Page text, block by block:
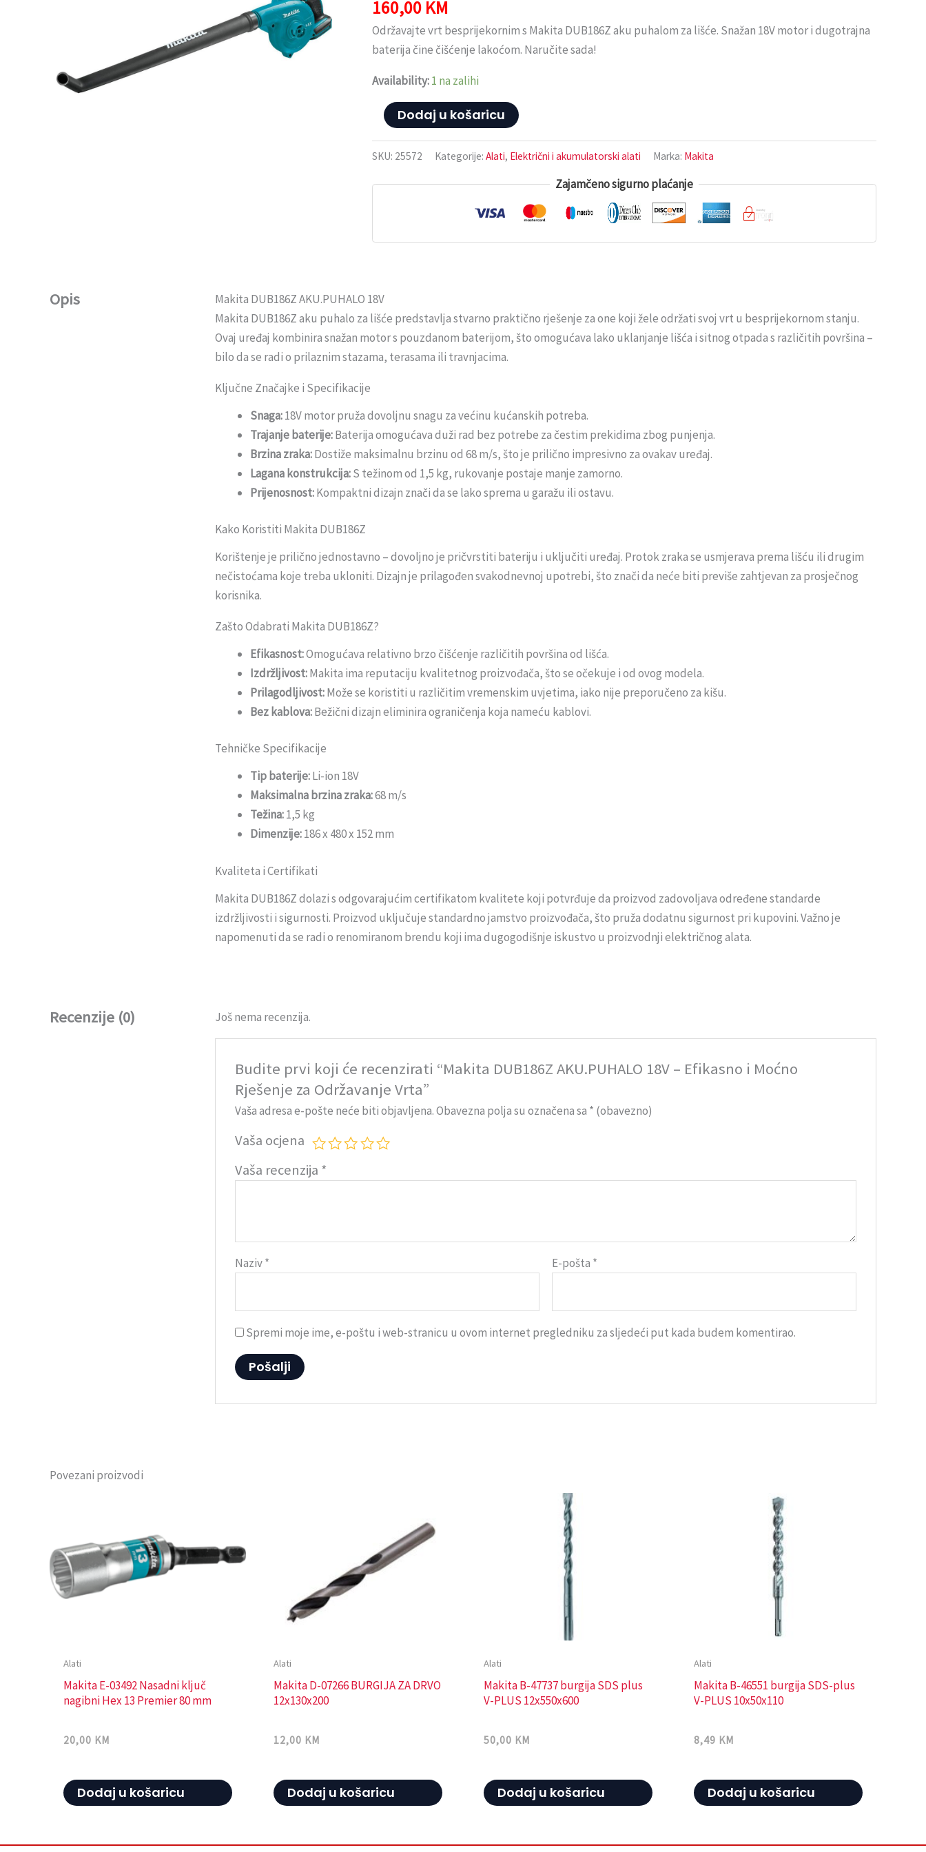
160,00 KM
Održavajte vrt besprijekornim s Makita DUB186Z aku puhalom za lišće. Snažan 18V motor i dugotrajna
baterija čine čišćenje lakoćom. Naručite sada!
Availability:1 na zalihi
Moćno
Rješenje
za
Održavanje
Vrta
količina
Dodaj u košaricu
SKU: 25572 Kategorije: Alati, Električni i akumulatorski alati Marka: Makita
Zajamčeno sigurno plaćanje
Opis
Makita DUB186Z AKU.PUHALO 18V
Makita DUB186Z aku puhalo za lišće predstavlja stvarno praktično rješenje za one koji žele održati svoj vrt u besprijekornom stanju.
Ovaj uređaj kombinira snažan motor s pouzdanom baterijom, što omogućava lako uklanjanje lišća i sitnog otpada s različitih površina –
bilo da se radi o prilaznim stazama, terasama ili travnjacima.
Ključne Značajke i Specifikacije
Snaga:18V motor pruža dovoljnu snagu za većinu kućanskih potreba.
Trajanje baterije:Baterija omogućava duži rad bez potrebe za čestim prekidima zbog punjenja.
Brzina zraka:Dostiže maksimalnu brzinu od 68 m/s, što je prilično impresivno za ovakav uređaj.
Lagana konstrukcija:S težinom od 1,5 kg, rukovanje postaje manje zamorno.
Prijenosnost:Kompaktni dizajn znači da se lako sprema u garažu ili ostavu.
Kako Koristiti Makita DUB186Z
Korištenje je prilično jednostavno – dovoljno je pričvrstiti bateriju i uključiti uređaj. Protok zraka se usmjerava prema lišću ili drugim
nečistoćama koje treba ukloniti. Dizajn je prilagođen svakodnevnoj upotrebi, što znači da neće biti previše zahtjevan za prosječnog
korisnika.
Zašto Odabrati Makita DUB186Z?
Efikasnost:Omogućava relativno brzo čišćenje različitih površina od lišća.
Izdržljivost:Makita ima reputaciju kvalitetnog proizvođača, što se očekuje i od ovog modela.
Prilagodljivost:Može se koristiti u različitim vremenskim uvjetima, iako nije preporučeno za kišu.
Bez kablova:Bežični dizajn eliminira ograničenja koja nameću kablovi.
Tehničke Specifikacije
Tip baterije:Li-ion 18V
Maksimalna brzina zraka:68 m/s
Težina:1,5 kg
Dimenzije:186 x 480 x 152 mm
Kvaliteta i Certifikati
Makita DUB186Z dolazi s odgovarajućim certifikatom kvalitete koji potvrđuje da proizvod zadovoljava određene standarde
izdržljivosti i sigurnosti. Proizvod uključuje standardno jamstvo proizvođača, što pruža dodatnu sigurnost pri kupovini. Važno je
napomenuti da se radi o renomiranom brendu koji ima dugogodišnje iskustvo u proizvodnji električnog alata.
Recenzije (0) Još nema recenzija.
Budite prvi koji će recenzirati “Makita DUB186Z AKU.PUHALO 18V – Efikasno i Moćno
Rješenje za Održavanje Vrta”
Vaša adresa e-pošte neće biti objavljena.Obavezna polja su označena sa * (obavezno)
Vaša ocjena
Vaša recenzija *
Naziv* E-pošta *
Spremi moje ime, e-poštu i web-stranicu u ovom internet pregledniku za sljedeći put kada budem komentirao.
Povezani proizvodi
Alati
Makita E-03492 Nasadni ključ
nagibni Hex 13 Premier 80 mm
20,00 KM
Dodaj u košaricu
Alati
Makita D-07266 BURGIJA ZA DRVO
12x130x200
12,00 KM
Dodaj u košaricu
Alati
Makita B-47737 burgija SDS plus
V-PLUS 12x550x600
50,00 KM
Dodaj u košaricu
Alati
Makita B-46551 burgija SDS-plus
V-PLUS 10x50x110
8,49 KM
Dodaj u košaricu